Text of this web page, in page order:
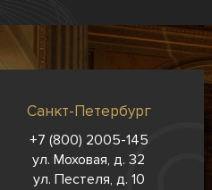
Санкт-Петербург
+7 (800) 2005-145
ул. Моховая, д. 32
ул. Пестеля, д. 10